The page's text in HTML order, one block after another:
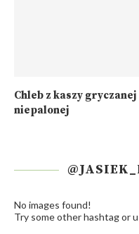
Chleb z kaszy gryczanej
niepalonej
No images found!
Try some other hashtag or